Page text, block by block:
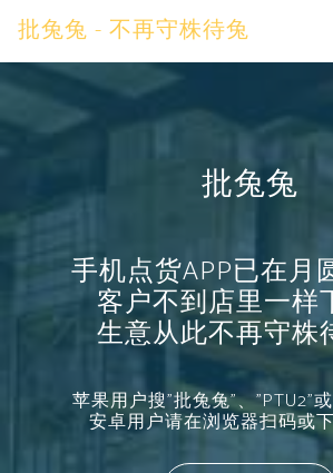
批兔兔 - 不再守株待兔
批兔兔
手机点货APP已在月
客户不到店里一样
生意从此不再守株
苹果用户搜"批兔兔"、"PTU2"或
安卓用户请在浏览器扫码或下